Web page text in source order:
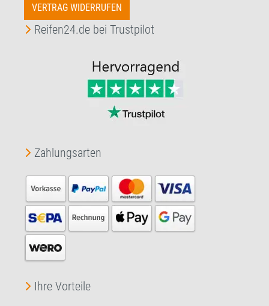
VERTRAG WIDERRUFEN
Reifen24.de bei Trustpilot
Zahlungsarten
Ihre Vorteile